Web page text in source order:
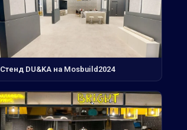
Стенд DU&KA на Mosbuild2024